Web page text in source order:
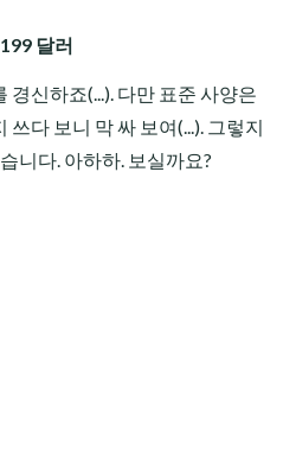
달러
신하죠(...). 다만 표준 사양은
쓰다 보니 막 싸 보여(...). 그렇지
니다. 아하하. 보실까요?